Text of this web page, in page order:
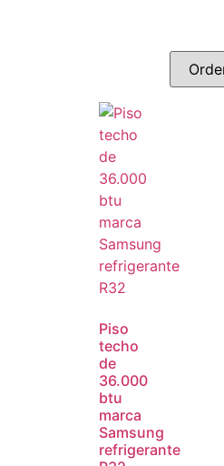
Piso
techo
de
36.000
btu
marca
Samsung
refrigerante